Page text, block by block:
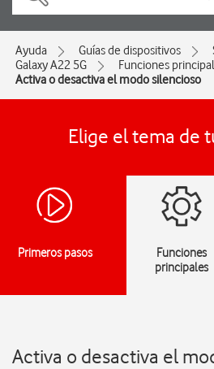
Ayuda Guías de dispositivos
Galaxy A22 5G
Funciones
Activa o desactiva el modo silencioso
Elige el tema de
Primeros pasos
Funciones
principales
Activa o desactiva el